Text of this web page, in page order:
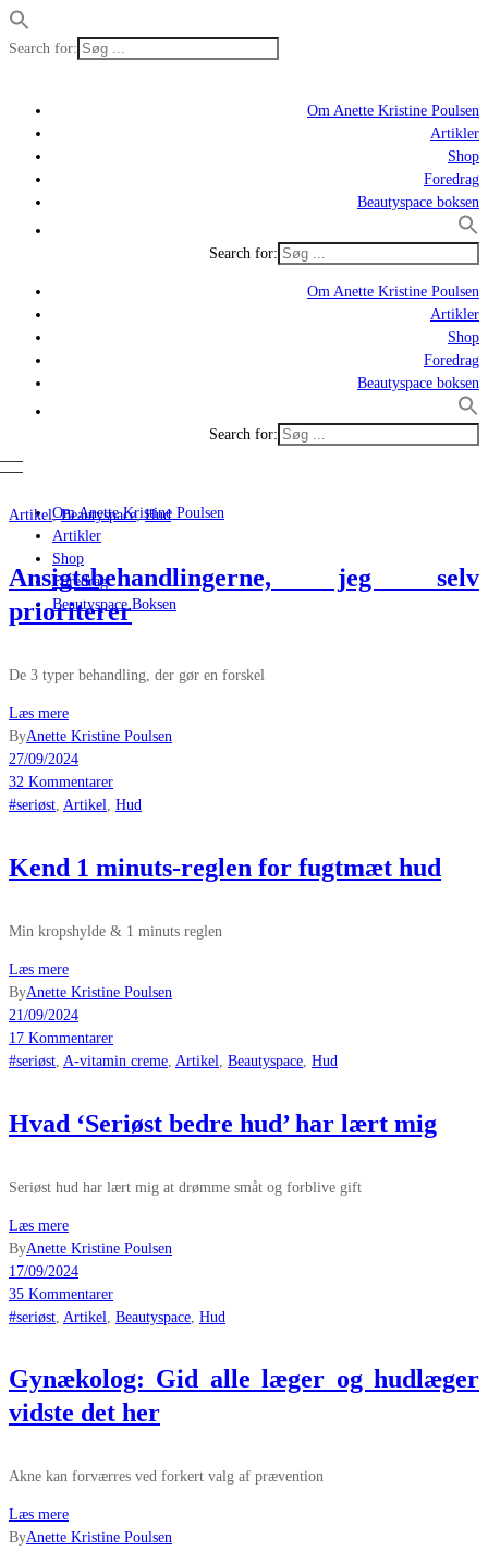
Search for:
Om Anette Kristine Poulsen
Artikler
Shop
Foredrag
Beautyspace boksen
Search for:
Om Anette Kristine Poulsen
Artikler
Shop
Foredrag
Beautyspace boksen
Search for:
Om Anette Kristine Poulsen
Artikler
Shop
Foredrag
Beautyspace Boksen
Artikel,Beautyspace,Hud
Ansigtsbehandlingerne, jeg selv
prioriterer
De 3 typer behandling, der gør en forskel
Læs mere
ByAnette Kristine Poulsen
27/09/2024
32 Kommentarer
#seriøst Artikel Hud
Kend 1 minuts-reglen for fugtmæt hud
Min kropshylde & 1 minuts reglen
Læs mere
ByAnette Kristine Poulsen
21/09/2024
17 Kommentarer
#seriøst A-vitamin creme Artikel Beautyspace Hud
Hvad ‘Seriøst bedre hud’ har lært mig
Seriøst hud har lært mig at drømme småt og forblive gift
Læs mere
ByAnette Kristine Poulsen
17/09/2024
35 Kommentarer
#seriøst Artikel Beautyspace Hud
Gynækolog: Gid alle læger og hudlæger
vidste det her
Akne kan forværres ved forkert valg af prævention
Læs mere
ByAnette Kristine Poulsen